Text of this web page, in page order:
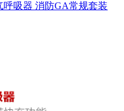
吸器 消防GA常规套装